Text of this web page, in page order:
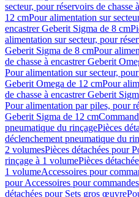
secteur, pour réservoirs de chasse
12 cmPour alimentation sur
encastrer Geberit Sigma de 8 cm
alimentation sur secteur, pour
Geberit Sigma de 8 cmPour
de chasse à encastrer Geberit
Pour alimentation sur secteur,
Geberit Omega de 12 cmPour
de chasse à encastrer Geberit
Pour alimentation par piles, pour
Geberit Sigma de 12 cm
pneumatique du rinçagePièces
déclenchement pneumatique du
2 volumesPièces détachées pour
rinçage à 1 volumePièces
1 volumeAccessoires pour
pour Accessoires pour
détachées pour Sets gros œuvre